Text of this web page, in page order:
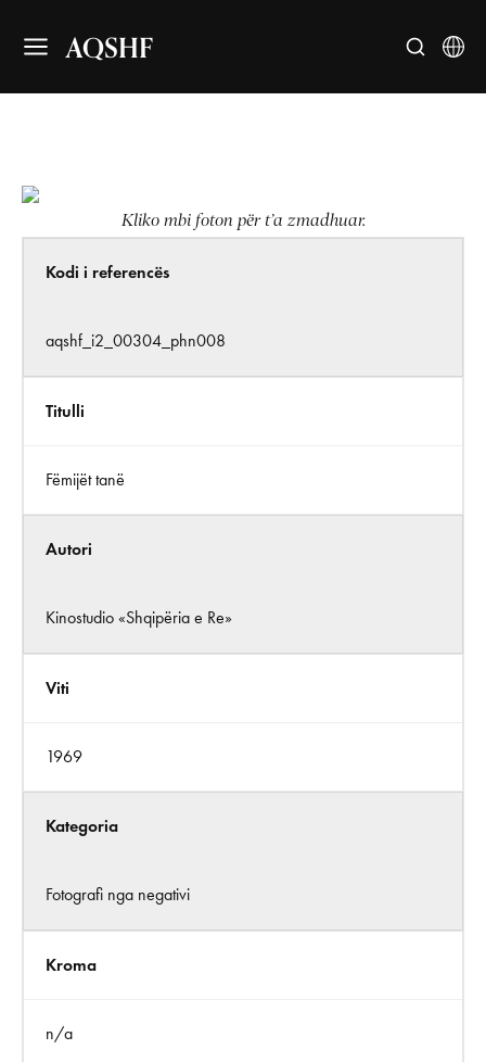
AQSHF
Kliko mbi foton për t’a zmadhuar.
Kodi i referencës
aqshf_i2_00304_phn008
Titulli
Fëmijët tanë
Autori
Kinostudio «Shqipëria e Re»
Viti
1969
Kategoria
Fotografi nga negativi
Kroma
n/a